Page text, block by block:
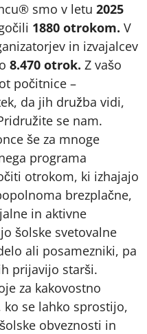
smo v letu 2025
1880 otrokom. V
in izvajalcev
8.470 otrok. Z vašo
počitnice –
da jih družba vidi,
se nam.
še za mnoge
programa
otrokom, ki izhajajo
brezplačne,
in aktivne
šolske svetovalne
ali posamezniki, pa
prijavijo starši.
za kakovostno
ko se lahko sprostijo,
obveznosti in